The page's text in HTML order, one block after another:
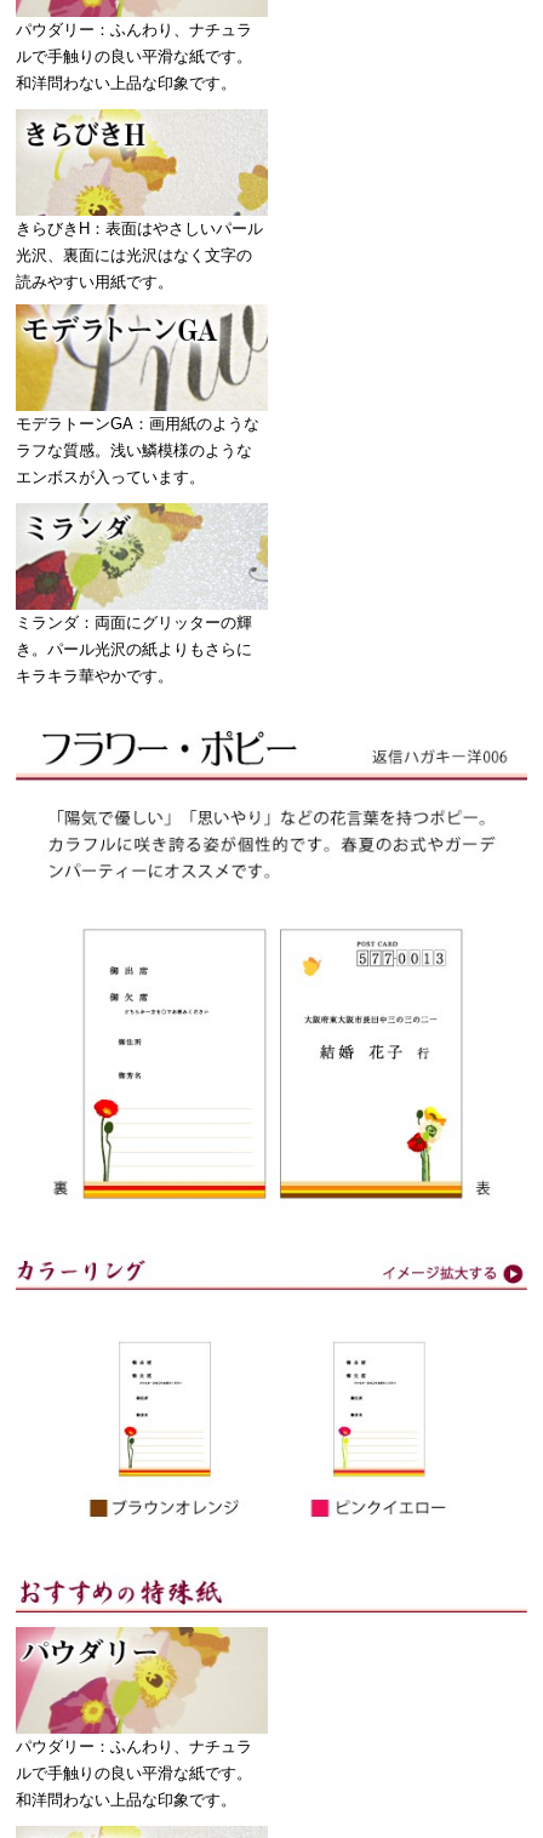
パウダリー：ふんわり、ナチュラ
ルで手触りの良い平滑な紙です。
和洋問わない上品な印象です。
きらびきH：表面はやさしいパール
光沢、裏面には光沢はなく文字の
読みやすい用紙です。
モデラトーンGA：画用紙のような
ラフな質感。浅い鱗模様のような
エンボスが入っています。
ミランダ：両面にグリッターの輝
き。パール光沢の紙よりもさらに
キラキラ華やかです。
パウダリー：ふんわり、ナチュラ
ルで手触りの良い平滑な紙です。
和洋問わない上品な印象です。